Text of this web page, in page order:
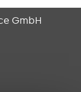
GmbH